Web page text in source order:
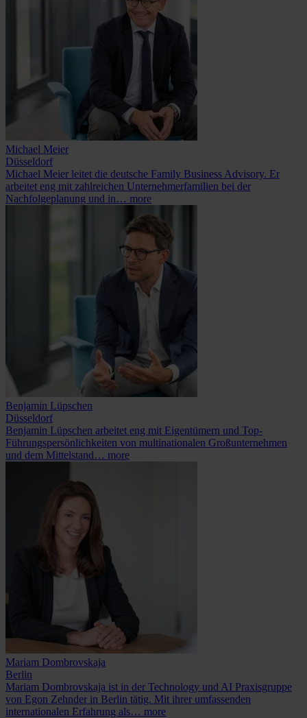
Michael Meier
Düsseldorf
Michael Meier leitet die deutsche Family Business Advisory. Er
arbeitet eng mit zahlreichen Unternehmerfamilien bei der
Nachfolgeplanung und in… more
Benjamin Lüpschen
Düsseldorf
Benjamin Lüpschen arbeitet eng mit Eigentümern und Top-
Führungspersönlichkeiten von multinationalen Großunternehmen
und dem Mittelstand… more
Mariam Dombrovskaja
Berlin
Mariam Dombrovskaja ist in der Technology und AI Praxisgruppe
von Egon Zehnder in Berlin tätig. Mit ihrer umfassenden
internationalen Erfahrung als… more